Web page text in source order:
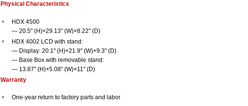
Physical Characteristics
HDX 4500
— 20.5" (H)×29.13" (W)×8.22" (D)
HDX 4002 LCD with stand:
— Display: 20.1" (H)×21.9" (W)×9.3" (D)
— Base Box with removable stand:
— 13.87" (H)×5.08" (W)×11" (D)
Warranty
One-year return to factory parts and labor